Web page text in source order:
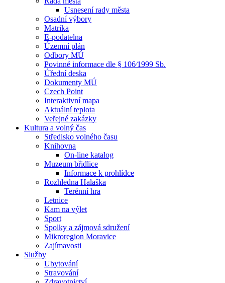
Usnesení rady města
Osadní výbory
Matrika
E-podatelna
Územní plán
Odbory MÚ
Povinné informace dle § 106⁄1999 Sb.
Úřední deska
Dokumenty MÚ
Czech Point
Interaktivní mapa
Aktuální teplota
Veřejné zakázky
Kultura a volný čas
Středisko volného času
Knihovna
On-line katalog
Muzeum břidlice
Informace k prohlídce
Rozhledna Halaška
Terénní hra
Letnice
Kam na výlet
Sport
Spolky a zájmová sdružení
Mikroregion Moravice
Zajímavosti
Služby
Ubytování
Stravování